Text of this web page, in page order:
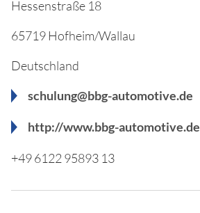
Hessenstraße 18
65719 Hofheim/Wallau
Deutschland
schulung@bbg-automotive.de
http://www.bbg-automotive.de
+49 6122 95893 13